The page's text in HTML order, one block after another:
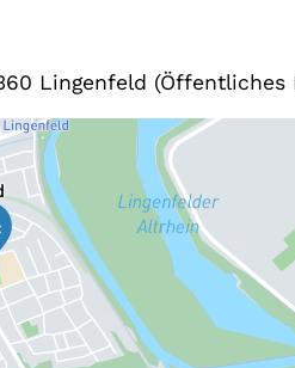
Lin­gen­feld (Öffentliches